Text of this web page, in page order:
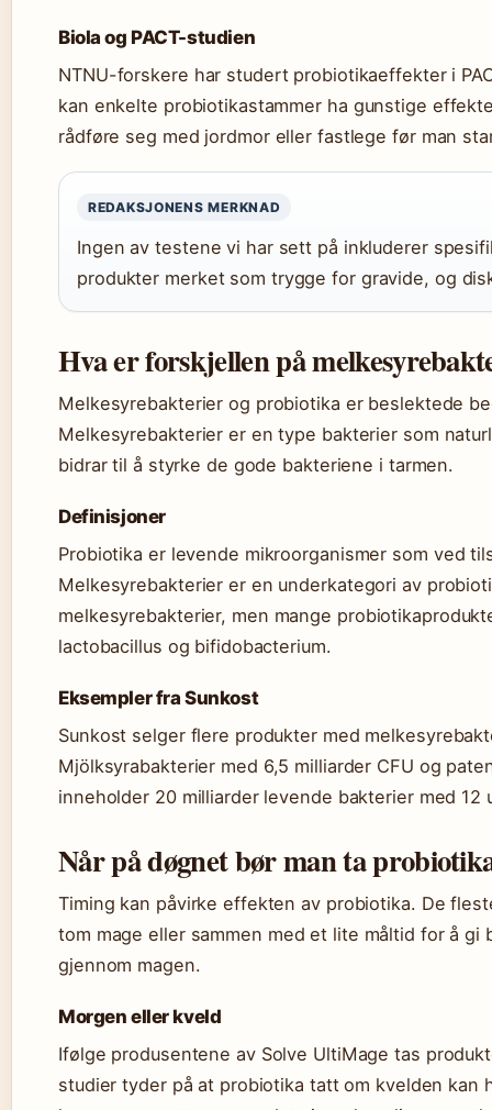
Biola og PACT-studien
NTNU-forskere har studert probiotikaeffekter i
kan enkelte probiotikastammer ha gunstige
rådføre seg med jordmor eller fastlege før man
REDAKSJONENS MERKNAD
Ingen av testene vi har sett på inkluderer
produkter merket som trygge for gravide, og
Hva er forskjellen på
Melkesyrebakterier og probiotika er beslektede
Melkesyrebakterier er en type bakterier som
bidrar til å styrke de gode bakteriene i tarmen.
Definisjoner
Probiotika er levende mikroorganismer som ved
Melkesyrebakterier er en underkategori av
melkesyrebakterier, men mange
lactobacillus og bifidobacterium.
Eksempler fra Sunkost
Sunkost selger flere produkter med
Mjölksyrabakterier med 6,5 milliarder CFU og
inneholder 20 milliarder levende bakterier med 12
Når på døgnet bør man ta
Timing kan påvirke effekten av probiotika. De
tom mage eller sammen med et lite måltid for å
gjennom magen.
Morgen eller kveld
Ifølge produsentene av Solve UltiMage tas
studier tyder på at probiotika tatt om kvelden